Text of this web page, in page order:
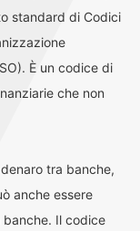
standard di Codici
È un codice di
che non
tra banche,
anche essere
Il codice